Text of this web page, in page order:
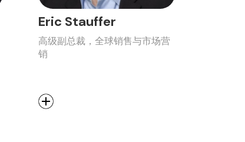
Eric Stauffer
高级副总裁，全球销售与市场营
销